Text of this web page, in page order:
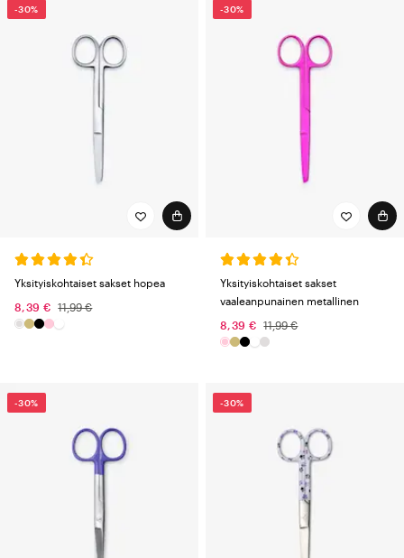
-30%
Yksityiskohtaiset sakset hopea
8,39 €
11,99 €
-30%
Yksityiskohtaiset sakset
vaaleanpunainen metallinen
8,39 €
11,99 €
-30% -30%